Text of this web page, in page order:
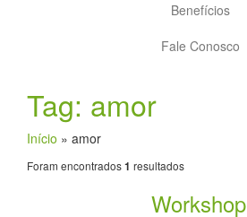
Benefícios
Fale Conosco
Tag: amor
Início » amor
Foram encontrados1 resultados